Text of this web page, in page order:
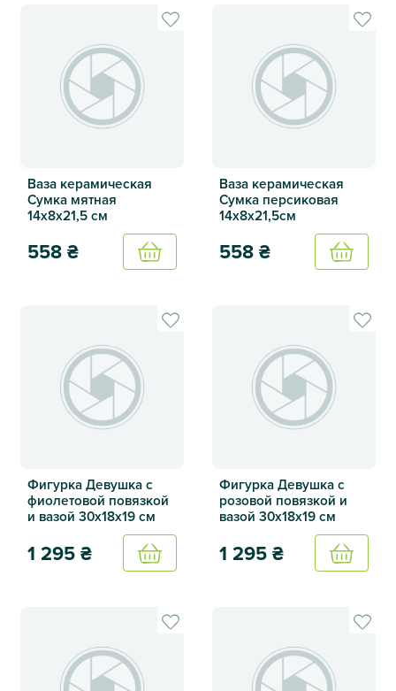
Ваза керамическая
Сумка мятная
14х8х21,5 см
558₴
Купить
Ваза керамическая
Сумка персиковая
14х8х21,5см
558₴
Купить
Фигурка Девушка с
фиолетовой повязкой
и вазой 30х18х19 см
1 295₴
Купить
Фигурка Девушка с
розовой повязкой и
вазой 30х18х19 см
1 295₴
Купить